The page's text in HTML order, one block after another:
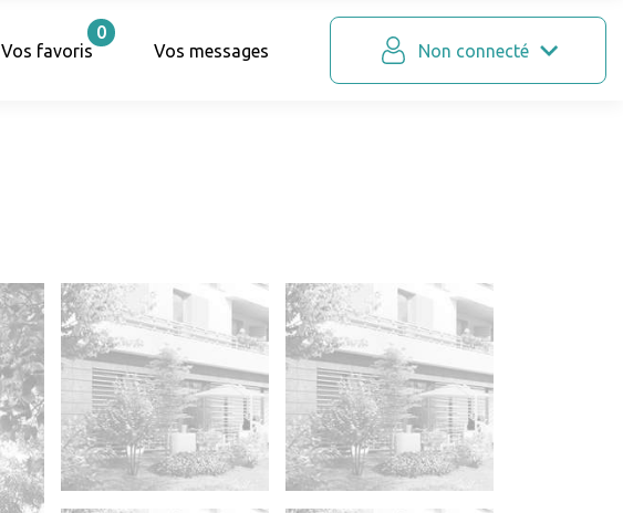
Vos favoris
0
Vos messages
Non connecté